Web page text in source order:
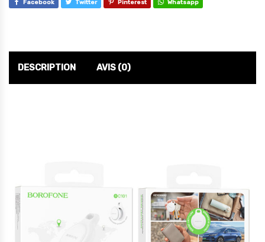
Facebook Twitter Pinterest Whatsapp
DESCRIPTION AVIS (0)